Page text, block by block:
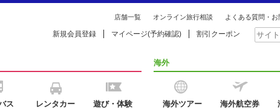
店舗一覧 オンライン旅行相談 よくある質問・お
新規会員登録 マイページ(予約確認) 割引クーポン
ス レンタカー 遊び・体験
海外
海外ツアー 海外航空券